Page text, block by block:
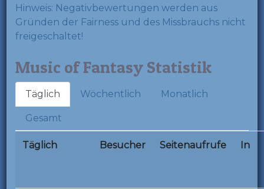
Hinweis: Negativbewertungen werden aus
Gründen der Fairness und des Missbrauchs nicht
freigeschaltet!
Music of Fantasy Statistik
Täglich Wöchentlich Monatlich
Gesamt
Täglich Besucher Seitenaufrufe In